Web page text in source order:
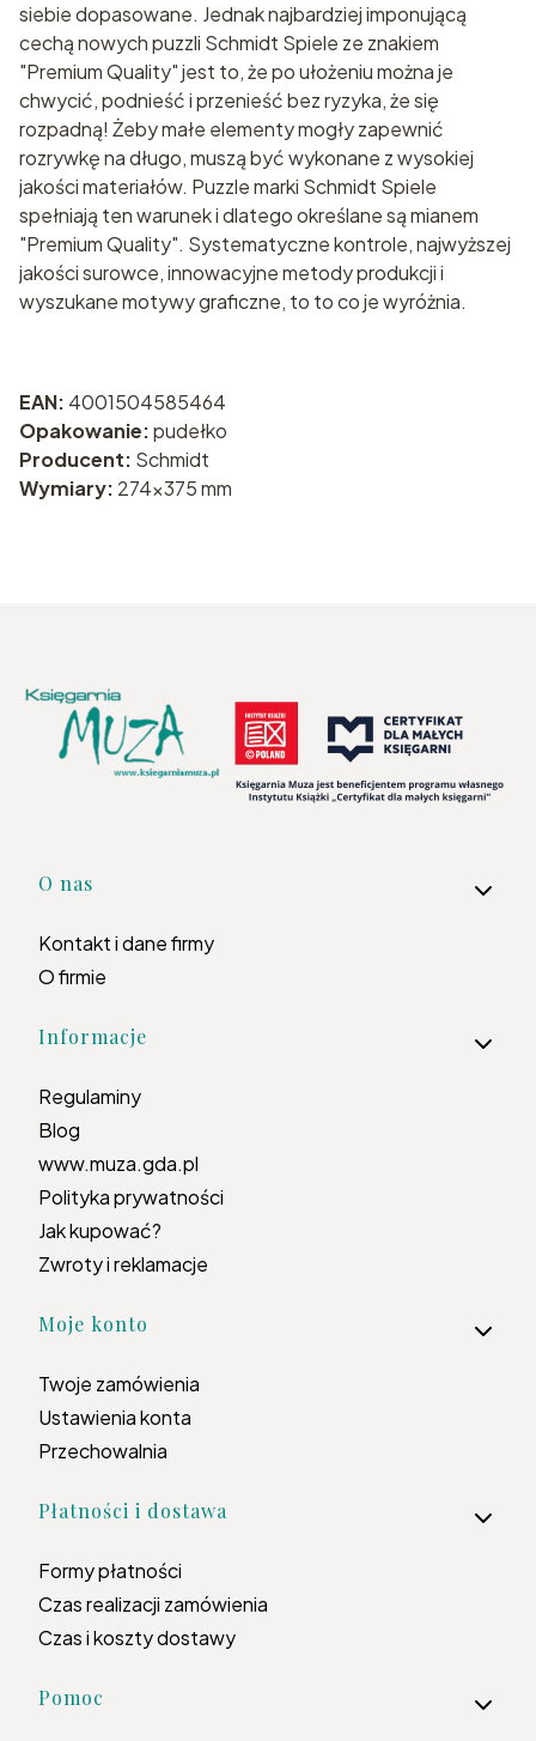
siebie dopasowane. Jednak najbardziej imponującą
cechą nowych puzzli Schmidt Spiele ze znakiem
"Premium Quality" jest to, że po ułożeniu można je
chwycić, podnieść i przenieść bez ryzyka, że się
rozpadną! Żeby małe elementy mogły zapewnić
rozrywkę na długo, muszą być wykonane z wysokiej
jakości materiałów. Puzzle marki Schmidt Spiele
spełniają ten warunek i dlatego określane są mianem
"Premium Quality". Systematyczne kontrole, najwyższej
jakości surowce, innowacyjne metody produkcji i
wyszukane motywy graficzne, to to co je wyróżnia.
EAN: 4001504585464
Opakowanie:pudełko
Producent: Schmidt
Wymiary: 274x375 mm
Linki w stopce
O nas
Kontakt i dane firmy
O firmie
Informacje
Regulaminy
Blog
www.muza.gda.pl
Polityka prywatności
Jak kupować?
Zwroty i reklamacje
Moje konto
Twoje zamówienia
Ustawienia konta
Przechowalnia
Płatności i dostawa
Formy płatności
Czas realizacji zamówienia
Czas i koszty dostawy
Pomoc